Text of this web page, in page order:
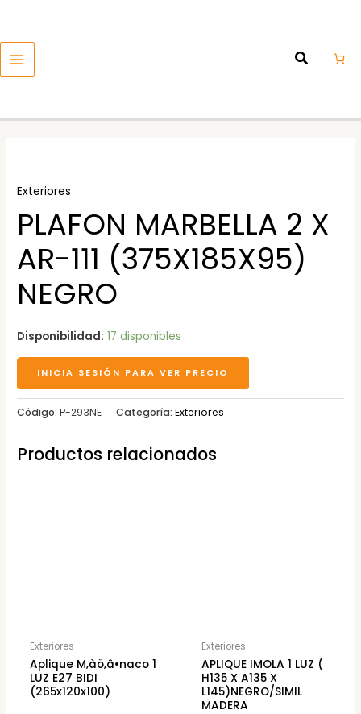
MENU
Exteriores
PLAFON MARBELLA 2 X
AR-111 (375X185X95)
NEGRO
Disponibilidad: 17 disponibles
INICIA SESIÓN PARA VER PRECIO
Código:P-293NE Categoría:Exteriores
Productos relacionados
Exteriores
Aplique M‚àö‚â•naco 1
LUZ E27 BIDI
(265x120x100)
Exteriores
APLIQUE IMOLA 1 LUZ (
H135 X A135 X
L145)NEGRO/SIMIL
MADERA